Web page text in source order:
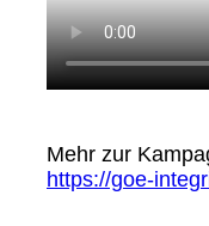
Mehr zur
https://goe-